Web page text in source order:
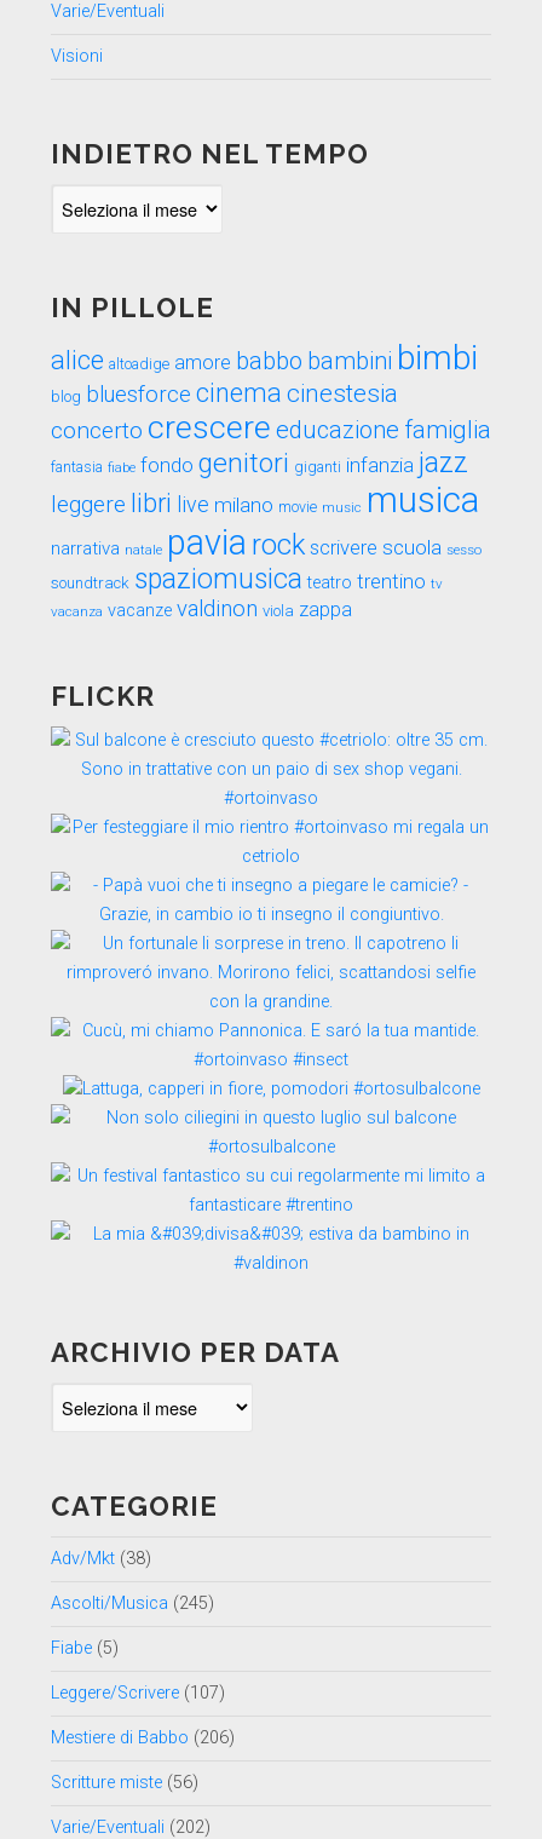
Varie/Eventuali
Visioni
INDIETRO NEL TEMPO
IN PILLOLE
alice altoadige amore babbo bambini bimbi
blog bluesforce cinema cinestesia
concerto crescere educazione famiglia
fantasia fiabe fondo genitori giganti infanzia jazz
leggere libri live milano movie music musica
narrativa natale pavia rock scrivere scuola sesso
soundtrack spaziomusica teatro trentino tv
vacanza vacanze valdinon viola zappa
FLICKR
ARCHIVIO PER DATA
CATEGORIE
Adv/Mkt(38)
Ascolti/Musica (245)
Fiabe(5)
Leggere/Scrivere(107)
Mestiere di Babbo (206)
Scritture miste(56)
Varie/Eventuali (202)